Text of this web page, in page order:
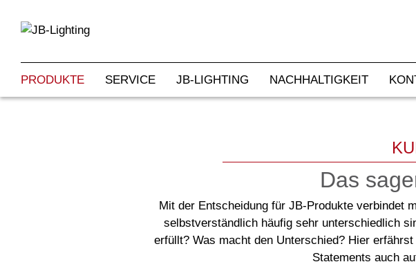
PRODUKTE SERVICE JB-LIGHTING NACHHALTIGKEIT
Das
Mit der Entscheidung für JB-Produkte verbindet
selbstverständlich häufig sehr unterschiedlich
erfüllt? Was macht den Unterschied? Hier
Statements auch